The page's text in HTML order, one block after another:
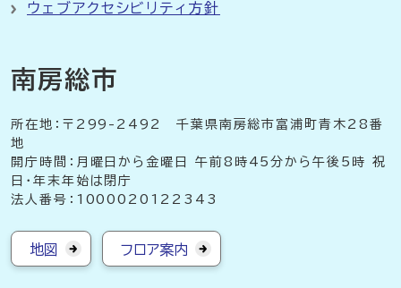
ウェブアクセシビリティ方針
南房総市
所在地：〒299-2492 千葉県南房総市富浦町青木28番
地
開庁時間：月曜日から金曜日 午前8時45分から午後5時 祝
日・年末年始は閉庁
法人番号：1000020122343
地図 フロア案内